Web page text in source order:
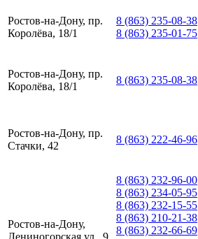
Ростов-на-Дону, пр.
Королёва, 18/1
8 (863) 235-08-38
8 (863) 235-01-75
Ростов-на-Дону, пр.
Королёва, 18/1
8 (863) 235-08-38
Ростов-на-Дону, пр.
Стачки, 42
8 (863) 222-46-96
Ростов-на-Дону,
8 (863) 232-96-00
8 (863) 234-05-95
8 (863) 232-15-55
8 (863) 210-21-38
8 (863) 232-66-69